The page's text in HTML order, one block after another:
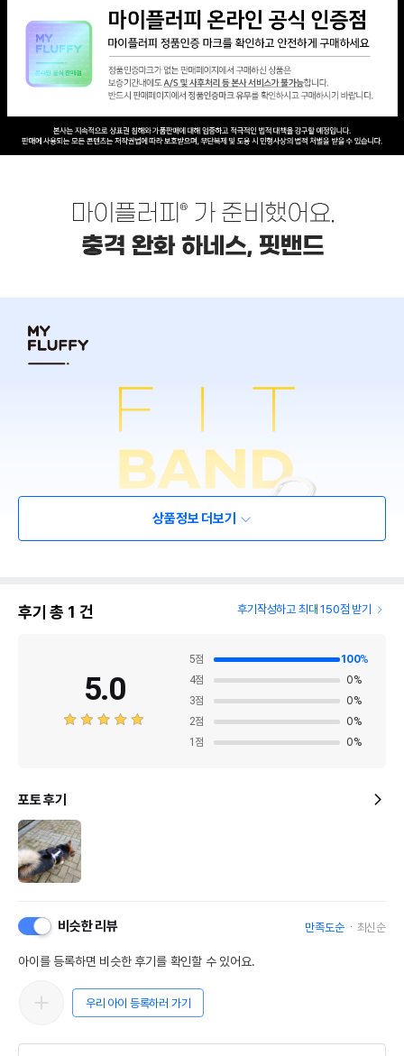
상품정보 더보기
후기 총 1 건 후기작성하고 최대 150점 받기
5.0
5점 100%
4점 0%
3점 0%
2점 0%
1 점 0%
포토 후기
비슷한 리뷰 만족도순 최신순
아이를 등록하면 비슷한 후기를 확인할 수 있어요.
우리 아이 등록하러 가기